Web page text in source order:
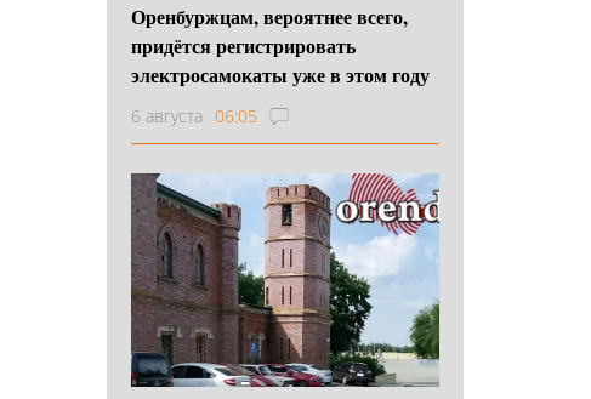
Оренбуржцам, вероятнее всего,
придётся регистрировать
электросамокаты уже в этом году
6 августа 06:05